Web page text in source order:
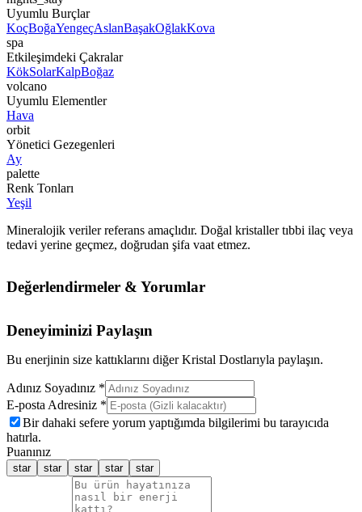
Uyumlu Burçlar
KoçBoğaYengeçAslanBaşakOğlakKova
spa
Etkileşimdeki Çakralar
KökSolarKalpBoğaz
volcano
Uyumlu Elementler
Hava
orbit
Yönetici Gezegenleri
Ay
palette
Renk Tonları
Yeşil
Mineralojik veriler referans amaçlıdır. Doğal kristaller tıbbi ilaç veya
tedavi yerine geçmez, doğrudan şifa vaat etmez.
Değerlendirmeler & Yorumlar
Deneyiminizi Paylaşın
Bu enerjinin size kattıklarını diğer Kristal Dostlarıyla paylaşın.
Adınız Soyadınız *
E-posta Adresiniz *
Bir dahaki sefere yorum yaptığımda bilgilerimi bu tarayıcıda
hatırla.
Puanınız
star star star star star